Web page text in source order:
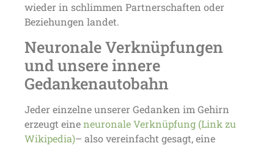
wieder in schlimmen Partnerschaften oder
Beziehungen landet.
Neuronale Verknüpfungen
und unsere innere
Gedankenautobahn
Jeder einzelne unserer Gedanken im Gehirn
erzeugt eineneuronale Verknüpfung (Link zu
Wikipedia)– also vereinfacht gesagt, eine